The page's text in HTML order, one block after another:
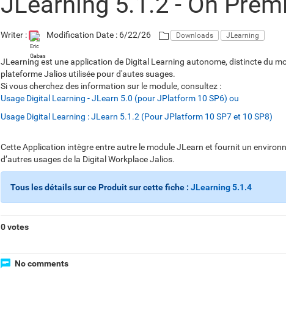
Writer : Modification Date : 6/22/26 Downloads JLearning
JLearning est une application de Digital Learning autonome, distincte du
plateforme Jalios utilisée pour d'autes suages.
Si vous cherchez des information sur le module, consultez :
Usage Digital Learning - JLearn 5.0 (pour JPlatform 10 SP6) ou
Usage Digital Learning : JLearn 5.1.2 (Pour JPlatform 10 SP7 et 10 SP8)
Cette Application intègre entre autre le module JLearn et fournit un
d’autres usages de la Digital Workplace Jalios.
Tous les détails sur ce Produit sur cette fiche : JLearning 5.1.4
0 votes
No comments